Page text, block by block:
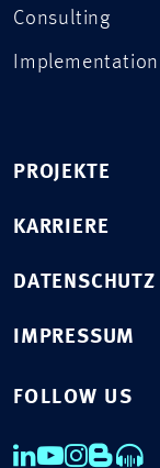
Consulting
Implementation
PROJEKTE
KARRIERE
DATENSCHUTZ
IMPRESSUM
FOLLOW US